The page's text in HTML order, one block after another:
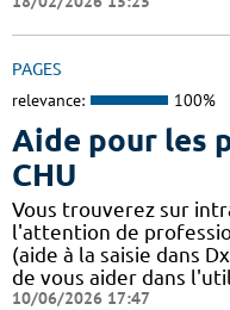
PAGES
relevance: 100%
Aide pour les
CHU
Vous trouverez sur
l'attention de
(aide à la saisie dans
de vous aider dans
10/06/2026 17:47